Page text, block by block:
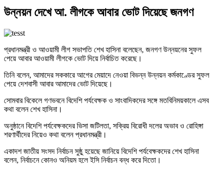
উন্নয়ন দেখে আ. লীগকে আবার ভোট দিয়েছে জনগণ
প্রধানমন্ত্রী ও আওয়ামী লীগ সভাপতি শেখ হাসিনা বলেছেন, জনগণ উন্নয়নের সুফল
পেয়ে আবার আওয়ামী লীগকে ভোট দিয়ে নির্বাচিত করেছে।
তিনি বলেন, আমাদের সককারে আগের মেয়াদে নেওয়া বিভন্ন উন্নয়ন কর্মকাণ্ডের সুফল
পেয়ে দেশবাসী আবার আমাদের ভোট দিয়েছে।
সোমবার বিকেলে গণভবনে বিদেশি পর্যবেক্ষক ও সাংবাদিকদের সঙ্গে মতবিনিময়কালে এসব
কথা বলেন শেখ হাসিনা।
অনুষ্ঠানে বিদেশি পর্যবেক্ষকদের ভিসা জটিলতা, সক্রিয় বিরোধী দলের অভাব ও রোহিঙ্গা
শরণার্থীদের নিয়েও কথা বলেন প্রধানমন্ত্রী।
একাদশ জাতীয় সংসদ নির্বাচন সুষ্ঠু হয়েছে জানিয়ে বিদেশি পর্যবেক্ষকদের শেখ হাসিনা
বলেন, নির্বাচনে কোনও অনিয়ম হলে ইসি নির্বাচন বন্ধ করে দিতো।